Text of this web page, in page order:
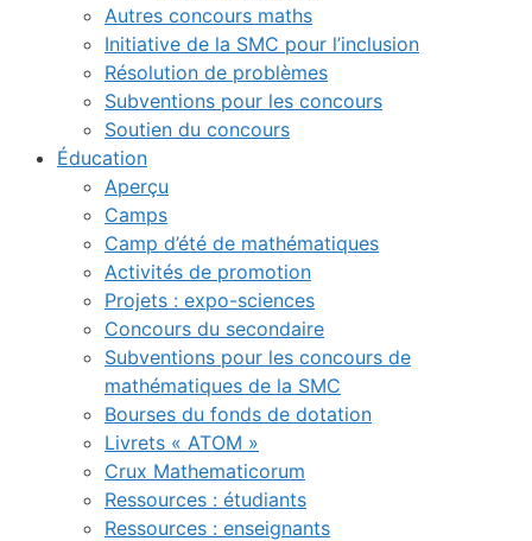
Autres concours maths
Initiative de la SMC pour l’inclusion
Résolution de problèmes
Subventions pour les concours
Soutien du concours
Éducation
Aperçu
Camps
Camp d’été de mathématiques
Activités de promotion
Projets : expo-sciences
Concours du secondaire
Subventions pour les concours de
mathématiques de la SMC
Bourses du fonds de dotation
Livrets « ATOM »
Crux Mathematicorum
Ressources : étudiants
Ressources : enseignants